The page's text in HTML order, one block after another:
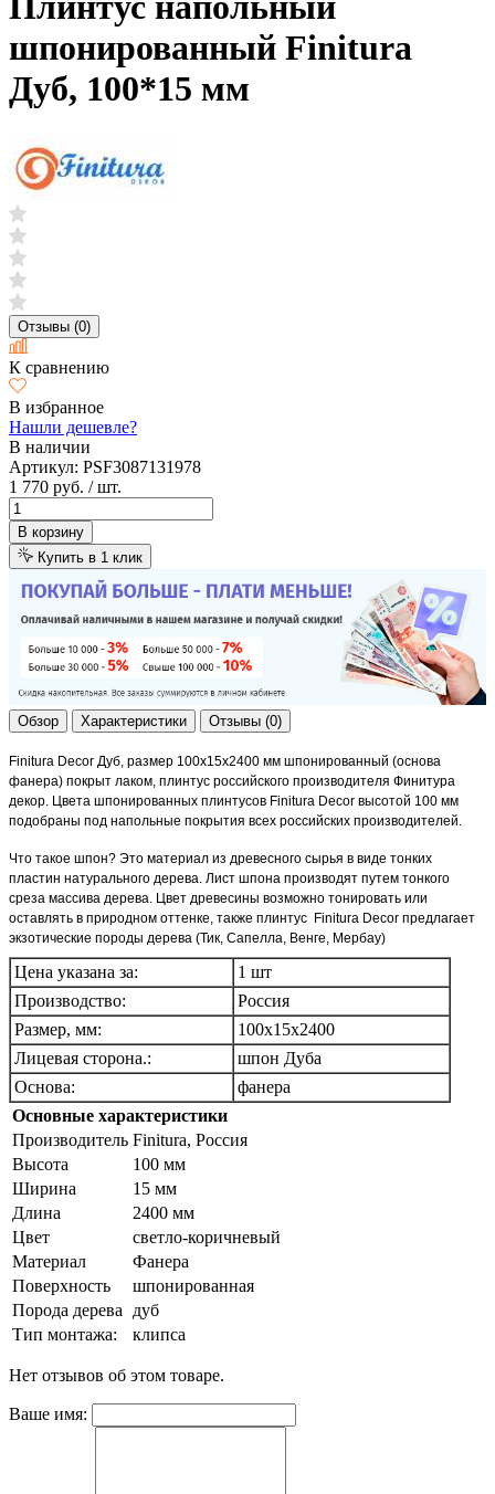
шпонированный Finitura
Дуб, 100*15 мм
Отзывы (0)
К сравнению
В избранное
Нашли дешевле?
В наличии
Артикул: PSF3087131978
1 770 руб. / шт.
В корзину
Купить в 1 клик
Обзор Характеристики Отзывы (0)
Finitura Decor Дуб, размер 100х15х2400 мм шпонированный (основа
фанера) покрыт лаком, плинтус российского производителя Финитура
декор. Цвета шпонированных плинтусов Finitura Decor высотой 100 мм
подобраны под напольные покрытия всех российских производителей.
Что такое шпон? Это материал из древесного сырья в виде тонких
пластин натурального дерева. Лист шпона производят путем тонкого
среза массива дерева. Цвет древесины возможно тонировать или
оставлять в природном оттенке, также плинтус Finitura Decor предлагает
экзотические породы дерева (Тик, Сапелла, Венге, Мербау)
Цена указана за:
1 шт
Производство:
Россия
Размер, мм:
100х15х2400
Лицевая сторона.:
шпон Дуба
Основа:
фанера
Основные характеристики
Производитель Finitura, Россия
Высота
100 мм
Ширина
15 мм
Длина
2400 мм
Цвет
светло-коричневый
Материал
Фанера
Поверхность
шпонированная
Порода дерева
дуб
Тип монтажа:
клипса
Нет отзывов об этом товаре.
Ваше имя: